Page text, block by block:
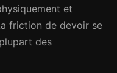
et
friction de devoir se
des